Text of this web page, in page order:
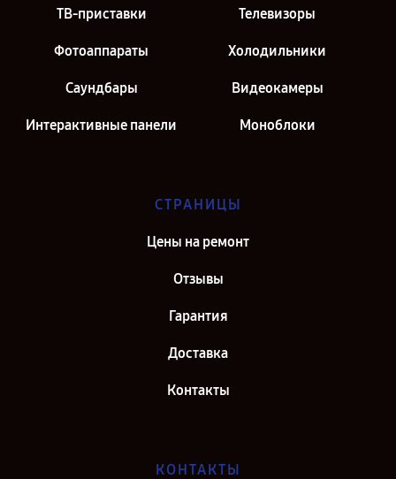
ТВ-приставки Телевизоры
Фотоаппараты Холодильники
Саундбары Видеокамеры
Интерактивные панели Моноблоки
СТРАНИЦЫ
Цены на ремонт
Отзывы
Гарантия
Доставка
Контакты
КОНТАКТЫ